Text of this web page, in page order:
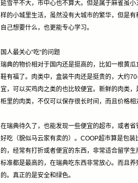
延雪平不大，市中心也不算大。但是属于麻雀虽
样的小城里生活，虽然没有大城市的繁华，但是
自己想要什么，也更能专心学习。
国人最关心“吃“的问题
瑞典的物价相对于国内还是挺高的，比如一根黄
鞋有福了。肉类中，盒装牛肉还是挺贵的，大约
宜，可以买鸡肉之类的也比较便宜。新鲜的肉类
柜里的肉类，不仅可以保存很长时间，而且价格
在瑞典待久了，也能发现一些便宜的超市，或者
好吃（貌似马云家有卖的）。COOP超市算是包
的，经常有打折或者便宜的东西，非常适合留学
标准都是最高的，在瑞典吃东西非常放心。而且
的。真正的是安全和绿色。